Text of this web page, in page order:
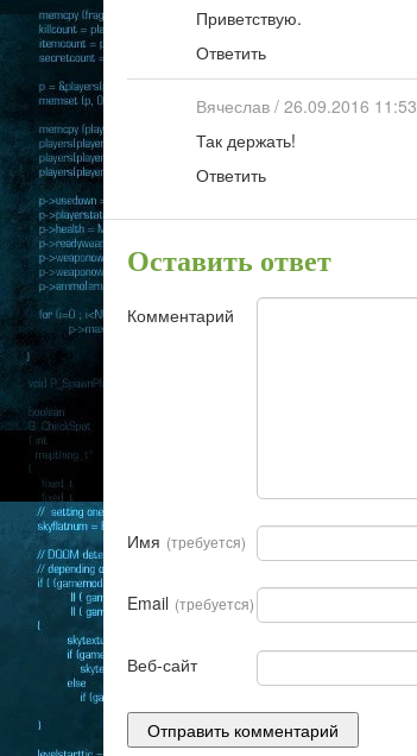
Приветствую.
Ответить
Вячеслав / 26.09.2016 11:53
Так держать!
Ответить
Оставить ответ
Комментарий
Имя (требуется)
Email (требуется)
Веб-сайт